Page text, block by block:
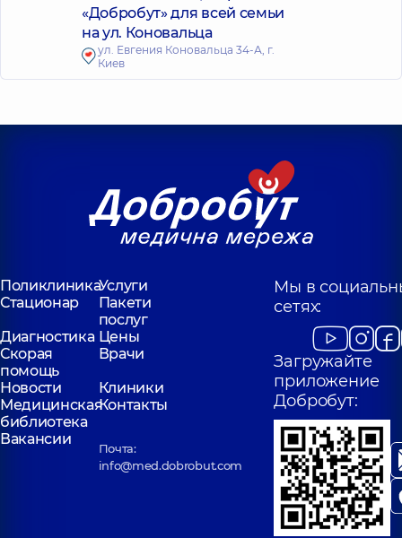
«Добробут» для всей семьи
на ул. Коновальца
ул. Евгения Коновальца 34-А, г.
Киев
ПоликлиникаУслуги
Стационар
Пакети
послуг
Диагностика Цены
Скорая
помощь
Врачи
Новости
Клиники
Медицинская
библиотека
Контакты
Вакансии
Почта:
info@med.dobrobut.com
Мы в
сетях:
Загружайте
приложение
Добробут: